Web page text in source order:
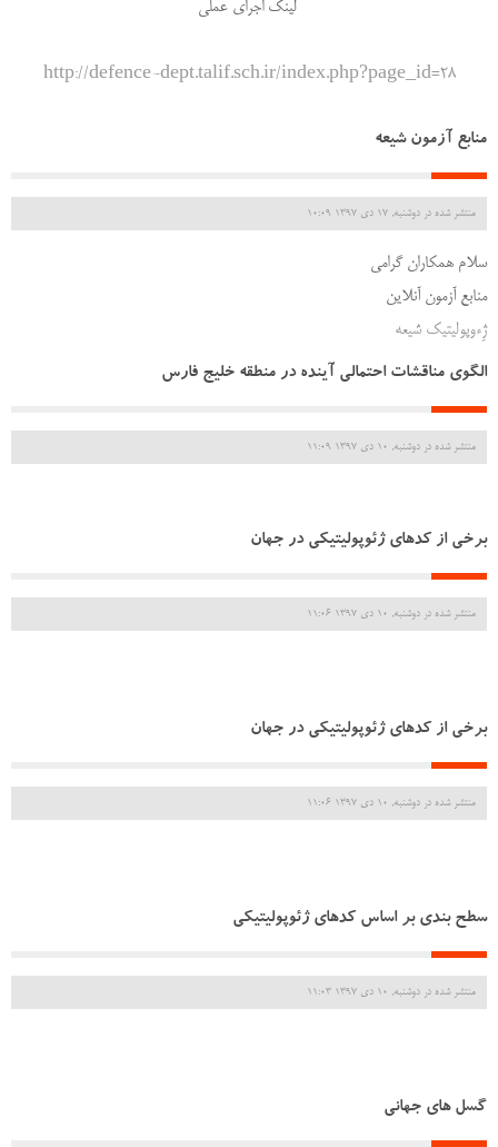
لینک اجرای عملی
http://defence-dept.talif.sch.ir/index.php?page_id=28
منابع آزمون شیعه
منتشر شده در دوشنبه, 17 دی 1397 10:09
سلام همکاران گرامی
منابع آزمون آنلاین
ژِءوپولیتیک شیعه
الگوی مناقشات احتمالی آینده در منطقه خلیج فارس
منتشر شده در دوشنبه, 10 دی 1397 11:09
برخی از کدهای ژئوپولیتیکی در جهان
منتشر شده در دوشنبه, 10 دی 1397 11:06
برخی از کدهای ژئوپولیتیکی در جهان
منتشر شده در دوشنبه, 10 دی 1397 11:06
سطح بندی بر اساس کدهای ژئوپولیتیکی
منتشر شده در دوشنبه, 10 دی 1397 11:03
گسل های جهانی